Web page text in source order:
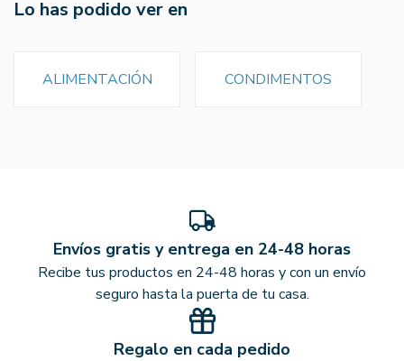
Lo has podido ver en
ALIMENTACIÓN CONDIMENTOS
Envíos gratis y entrega en 24-48 horas
Recibe tus productos en 24-48 horas y con un envío
seguro hasta la puerta de tu casa.
Regalo en cada pedido